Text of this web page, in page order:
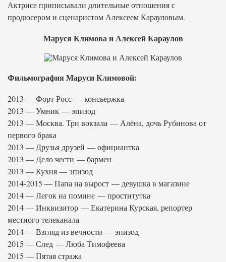
Актрисе приписывали длительные отношения с
продюсером и сценаристом Алексеем Карауловым.
Маруся Климова и Алексей Караулов
Фильмография Маруси Климовой:
2013 — Форт Росс — консьержка
2013 — Умник — эпизод
2013 — Москва. Три вокзала — Алёна, дочь Рубинова от
первого брака
2013 — Друзья друзей — официантка
2013 — Дело чести — бармен
2013 — Кухня — эпизод
2014-2015 — Папа на вырост — девушка в магазине
2014 — Легок на помине — проститутка
2014 — Инквизитор — Екатерина Курская, репортер
местного телеканала
2014 — Взгляд из вечности — эпизод
2015 — След — Люба Тимофеева
2015 — Пятая стража